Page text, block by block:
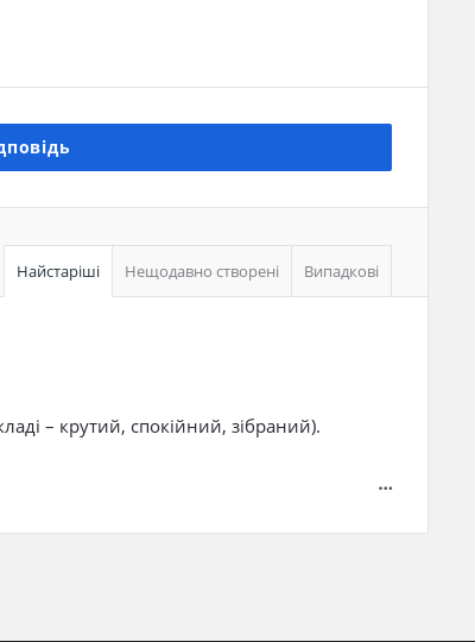
Найстаріші Нещодавно створені Випадкові
– крутий, спокійний, зібраний).